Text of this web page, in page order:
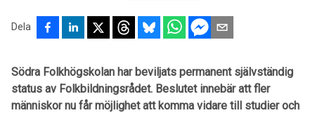
Dela
Södra Folkhögskolan har beviljats permanent självständig
status av Folkbildningsrådet. Beslutet innebär attfler
människor nu får möjlighet att komma vidare till studier och